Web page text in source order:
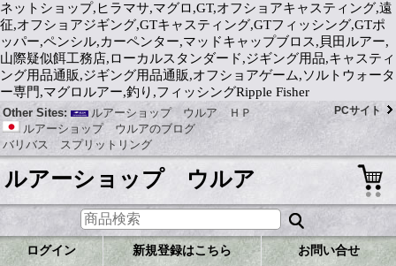
ネットショップ,ヒラマサ,マグロ,GT,オフショアキャスティング,遠
征,オフショアジギング,GTキャスティング,GTフィッシング,GTポ
ッパー,ペンシル,カーペンター,マッドキャップブロス,貝田ルアー,
山際疑似餌工務店,ローカルスタンダード,ジギング用品,キャスティ
ング用品通販,ジギング用品通販,オフショアゲーム,ソルトウォータ
ー専門,マグロルアー,釣り,フィッシングRipple Fisher
Other Sites:
ルアーショップ ウルア ＨＰ
ルアーショップ ウルアのブログ
バリバス スプリットリング
PCサイト
ルアーショップ ウルア
ログイン 新規登録はこちら お問い合せ